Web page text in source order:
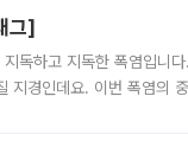
그]
지독하고 지독한 폭염입
경인데요. 이번 폭염의